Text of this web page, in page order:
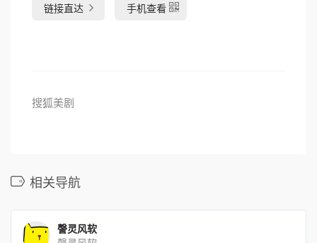
链接直达 手机查看
搜狐美剧
相关导航
謦灵风软